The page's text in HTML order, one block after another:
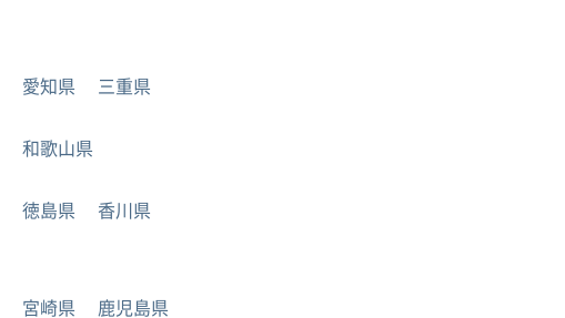
愛知県 三重県
和歌山県
徳島県
香川県
宮崎県
鹿児島県